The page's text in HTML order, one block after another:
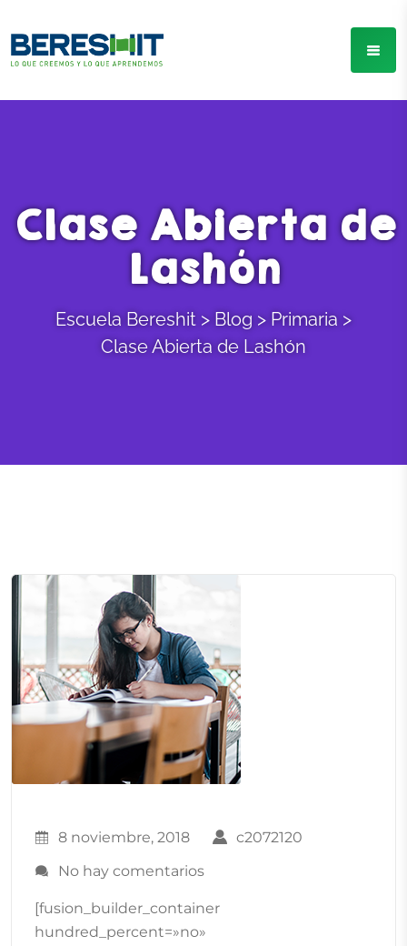
Clase Abierta de
Lashón
Escuela Bereshit > Blog > Primaria >
Clase Abierta de Lashón
8 noviembre, 2018
c2072120
No hay comentarios
[fusion_builder_container
hundred_percent=»no»